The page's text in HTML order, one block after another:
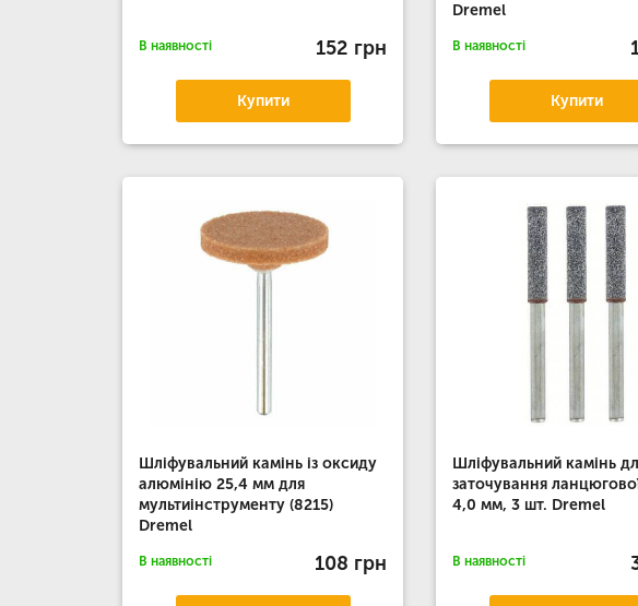
В наявності 152 грн
Купити
Dremel
В наявності
Купити
Шліфувальний камінь із оксиду
алюмінію 25,4 мм для
мультиінструменту (8215)
Dremel
В наявності 108 грн
Шліфувальний камінь
заточування
4,0 мм, 3 шт. Dremel
В наявності